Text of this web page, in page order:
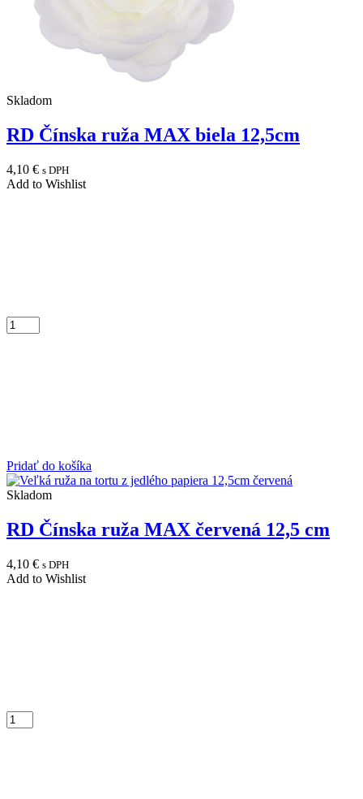
Skladom
RD Čínska ruža MAX biela 12,5cm
4,10 € s DPH
Add to Wishlist
Pridať do košíka
Skladom
RD Čínska ruža MAX červená 12,5 cm
4,10 € s DPH
Add to Wishlist